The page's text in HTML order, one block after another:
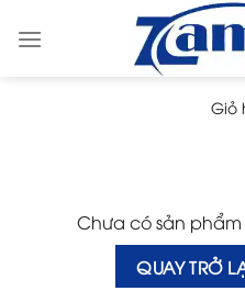
Giỏ
Chưa có sản
QUAY TRỞ